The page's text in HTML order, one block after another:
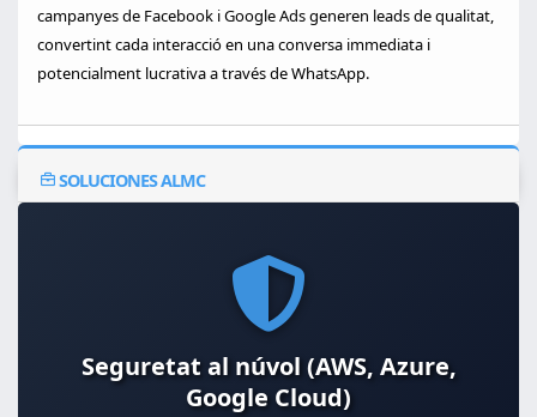
campanyes de Facebook i Google Ads generen leads de qualitat,
convertint cada interacció en una conversa immediata i
potencialment lucrativa a través de WhatsApp.
SOLUCIONES ALMC
Seguretat al núvol (AWS, Azure,
Google Cloud)
Virtualització i contenidors (Docker,
Kubernetes)